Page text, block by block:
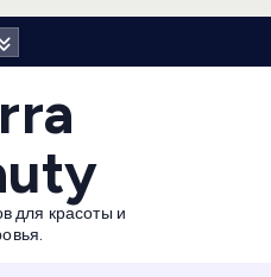
для красоты и